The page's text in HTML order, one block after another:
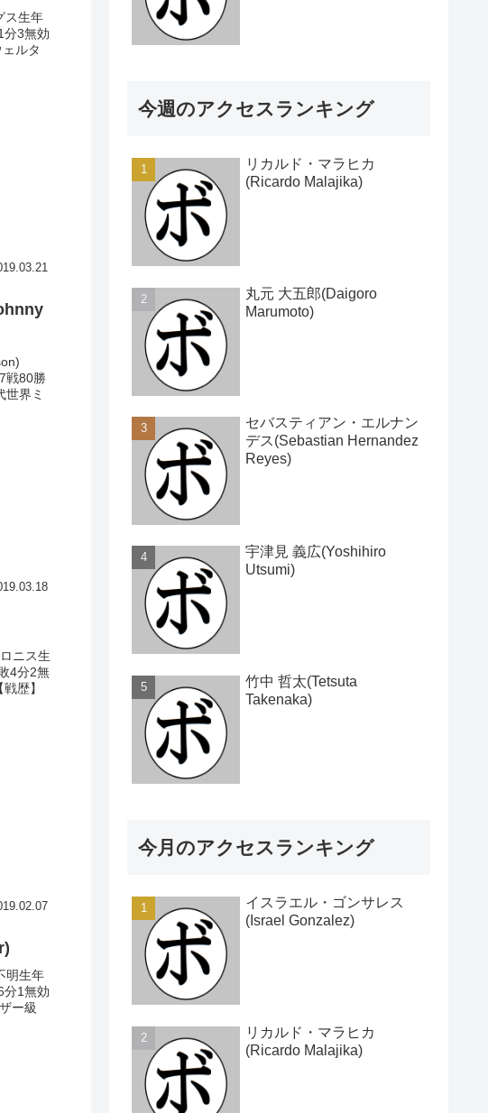
ス生年
分3無効
ルタ
戦80勝
界ミ
ニス生
4分2無
歴】
明生年
分1無効
ー級
今週のアクセスランキング
リカルド・マラヒカ
(Ricardo Malajika)
丸元 大五郎(Daigoro
Marumoto)
セバスティアン・エルナン
デス(Sebastian Hernandez
Reyes)
宇津見 義広(Yoshihiro
Utsumi)
竹中 哲太(Tetsuta
Takenaka)
今月のアクセスランキング
イスラエル・ゴンサレス
(Israel Gonzalez)
リカルド・マラヒカ
(Ricardo Malajika)